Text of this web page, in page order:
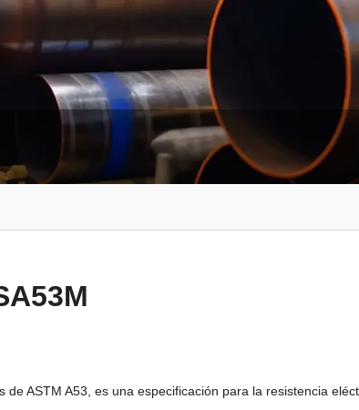
de ASTM A53, es una especificación para la resistencia